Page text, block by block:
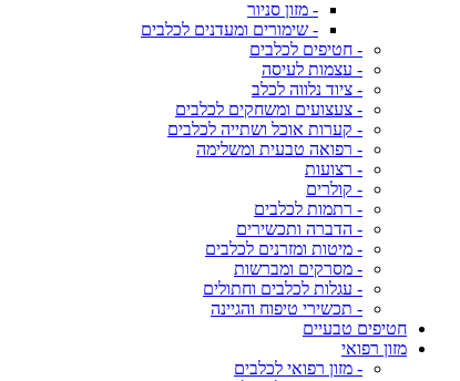
- מזון סניור
- שימורים ומעדנים לכלבים
- חטיפים לכלבים
- עצמות לעיסה
- ציוד נלווה לכלב
- צעצועים ומשחקים לכלבים
- קערות אוכל ושתייה לכלבים
- רפואה טבעית ומשלימה
- רצועות
- קולרים
- רתמות לכלבים
- הדברה ותכשירים
- מיטות ומזרנים לכלבים
- מסרקים ומברשות
- עגלות לכלבים וחתולים
- תכשירי טיפוח והגיינה
חטיפים טבעיים
מזון רפואי
- מזון רפואי לכלבים